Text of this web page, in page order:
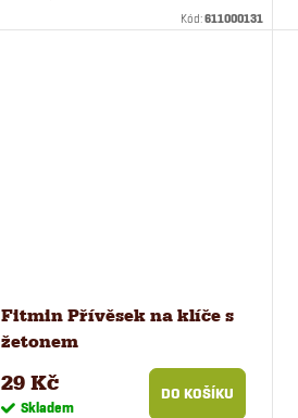
Kód:611000131
Fitmin Přívěsek na klíče s
žetonem
29 Kč
Skladem
DO KOŠÍKU